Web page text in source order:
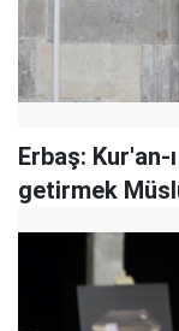
Erbaş:
getirmek